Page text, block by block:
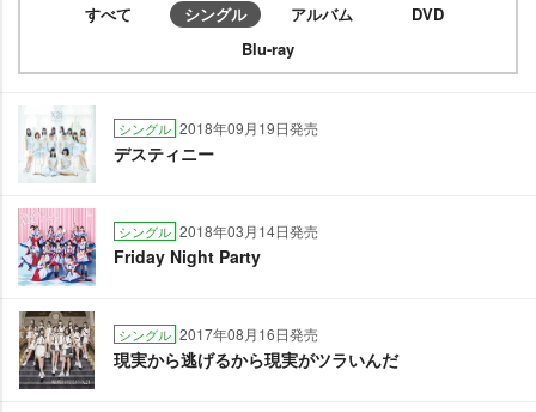
すべて シングル アルバム
DVD
Blu-ray
シングル 2018年09月19日発売
デスティニー
シングル 2018年03月14日発売
Friday Night Party
シングル 2017年08月16日発売
現実から逃げるから現実がツラいんだ